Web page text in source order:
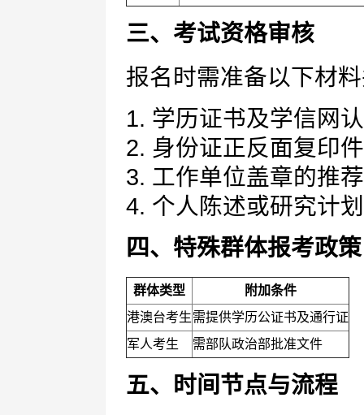
三、考试资格审核
报名时需准备以下材
1. 学历证书及学信网
2. 身份证正反面复印件
3. 工作单位盖章的推
4. 个人陈述或研究计划
四、特殊群体报考政策
群体类型
附加条件
港澳台考生需提供学历公证书及通行证
军人考生
需部队政治部批准文件
五、时间节点与流程